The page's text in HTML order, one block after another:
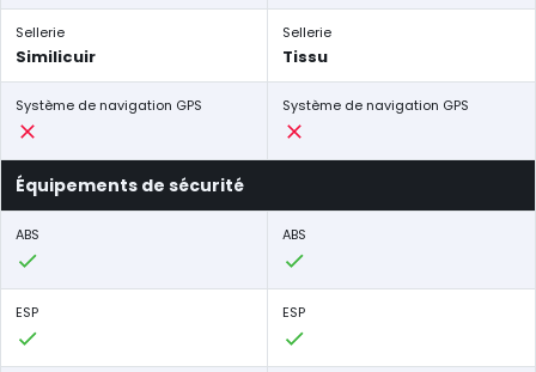
Sellerie
Similicuir
Sellerie
Tissu
Système de navigation GPS Système de navigation GPS
Équipements de sécurité
ABS ABS
ESP ESP